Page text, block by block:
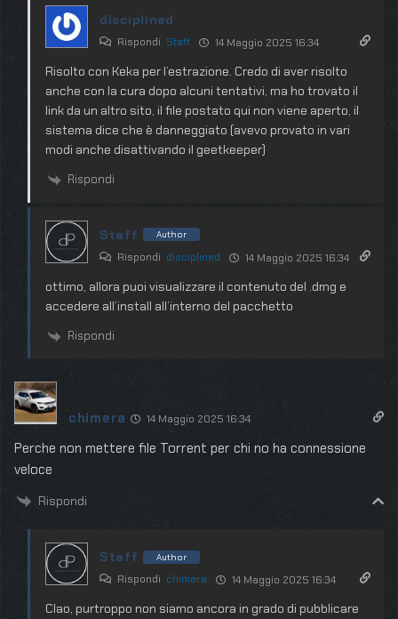
disciplined
Rispondi Staff 14 Maggio 2025 16:34
Risolto con Keka per l’estrazione. Credo di aver risolto
anche con la cura dopo alcuni tentativi, ma ho trovato il
link da un altro sito, il file postato qui non viene aperto, il
sistema dice che è danneggiato (avevo provato in vari
modi anche disattivando il geetkeeper)
Rispondi
Staff Author
Rispondi disciplined 14 Maggio 2025 16:34
ottimo, allora puoi visualizzare il contenuto del .dmg e
accedere all’install all’interno del pacchetto
Rispondi
chimera 14 Maggio 2025 16:34
Perche non mettere file Torrent per chi no ha connessione
veloce
Rispondi
Staff Author
Rispondi chimera 14 Maggio 2025 16:34
CIao, purtroppo non siamo ancora in grado di pubblicare